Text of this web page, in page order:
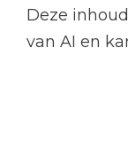
Deze
van AI en